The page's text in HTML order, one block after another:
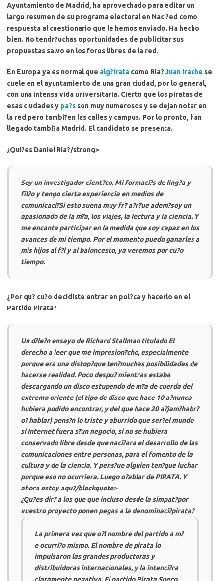
Ayuntamiento de Madrid, ha aprovechado para editar un
largo resumen de su programa electoral en Naci?ed como
respuesta al cuestionario que le hemos enviado. Ha hecho
bien. No tendr?uchas oportunidades de publicitar sus
propuestas salvo en los foros libres de la red.
En Europa ya es normal que alg?irata como Ria? Juan Irache se
cuele en el ayuntamiento de una gran ciudad, por lo general,
con una intensa vida universitaria. Cierto que los piratas de
esas ciudades y pa?s son muy numerosos y se dejan notar en
la red pero tambi?en las calles y campus. Por lo pronto, han
llegado tambi?a Madrid. El candidato se presenta.
¿Qui?es Daniel Ria?/strong>
Soy un investigador cient?co. Mi formaci?s de ling?a y
fil?o y tengo cierta experiencia en medios de
comunicaci?Si esto suena muy fr? a?r?ue adem?soy un
apasionado de la m?a, los viajes, la lectura y la ciencia. Y
me encanta participar en la medida que soy capaz en los
avances de mi tiempo. Por el momento puedo ganarles a
mis hijos al f?l y al baloncesto, ya veremos por cu?o
tiempo.
¿Por qu? cu?o decidiste entrar en pol?ca y hacerlo en el
Partido Pirata?
Un d?le?n ensayo de Richard Stallman titulado El
derecho a leer que me impresion?cho, especialmente
porque era una distop?que ten?muchas posibilidades de
hacerse realidad. Poco despu? mientras estaba
descargando un disco estupendo de m?a de cuerda del
extremo oriente (el tipo de disco que hace 10 a?nunca
hubiera podido encontrar, y del que hace 20 a?jam?habr?
o? hablar) pens?n lo triste y aburrido que ser?el mundo
si Internet fuera s?un negocio, si no se hubiera
conservado libre desde que naci?ara el desarrollo de las
comunicaciones entre personas, para el fomento de la
cultura y de la ciencia. Y pens?ue alguien ten?que luchar
porque eso no ocurriera. Luego o?ablar dePIRATA. Y
ahora estoy aqu?/blockquote>
¿Qu?es dir? a los que que incluso desde la simpat?por
vuestro proyecto ponen pegas a la denominaci?pirata?
La primera vez que o?l nombre del partido a m?
e ocurri?o mismo. El nombre de pirata lo
impulsaron las grandes productoras y
distribuidoras internacionales, y la intenci?ra
claramente negativa. El partido Pirata Sueco